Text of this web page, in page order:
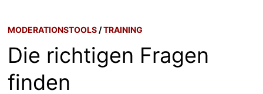
MODERATIONSTOOLS /TRAINING
Die richtigen Fragen
finden